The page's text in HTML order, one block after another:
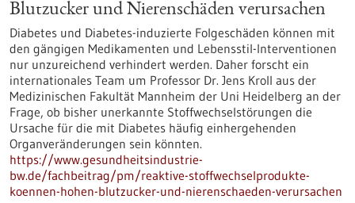
Blutzucker und Nierenschäden verursachen
Diabetes und Diabetes-induzierte Folgeschäden können mit
den gängigen Medikamenten und Lebensstil-Interventionen
nur unzureichend verhindert werden. Daher forscht ein
internationales Team um Professor Dr. Jens Kroll aus der
Medizinischen Fakultät Mannheim der Uni Heidelberg an der
Frage, ob bisher unerkannte Stoffwechselstörungen die
Ursache für die mit Diabetes häufig einhergehenden
Organveränderungen sein könnten.
https://www.gesundheitsindustrie-
bw.de/fachbeitrag/pm/reaktive-stoffwechselprodukte-
koennen-hohen-blutzucker-und-nierenschaeden-verursachen